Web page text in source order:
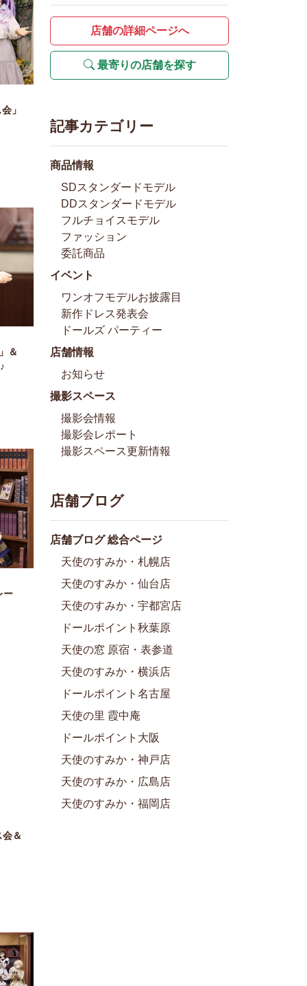
」
＆
ー
＆
店舗の詳細ページへ
最寄りの店舗を探す
記事カテゴリー
商品情報
SDスタンダードモデル
DDスタンダードモデル
フルチョイスモデル
ファッション
委託商品
イベント
ワンオフモデルお披露目
新作ドレス発表会
ドールズ パーティー
店舗情報
お知らせ
撮影スペース
撮影会情報
撮影会レポート
撮影スペース更新情報
店舗ブログ
店舗ブログ 総合ページ
天使のすみか・札幌店
天使のすみか・仙台店
天使のすみか・宇都宮店
ドールポイント秋葉原
天使の窓 原宿・表参道
天使のすみか・横浜店
ドールポイント名古屋
天使の里 霞中庵
ドールポイント大阪
天使のすみか・神戸店
天使のすみか・広島店
天使のすみか・福岡店